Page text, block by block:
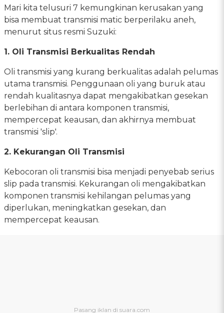
Mari kita telusuri 7 kemungkinan kerusakan yang
bisa membuat transmisi matic berperilaku aneh,
menurut situs resmi Suzuki:
1. Oli Transmisi Berkualitas Rendah
Oli transmisi yang kurang berkualitas adalah pelumas
utama transmisi. Penggunaan oli yang buruk atau
rendah kualitasnya dapat mengakibatkan gesekan
berlebihan di antara komponen transmisi,
mempercepat keausan, dan akhirnya membuat
transmisi 'slip'.
2. Kekurangan Oli Transmisi
Kebocoran oli transmisi bisa menjadi penyebab serius
slip pada transmisi. Kekurangan oli mengakibatkan
komponen transmisi kehilangan pelumas yang
diperlukan, meningkatkan gesekan, dan
mempercepat keausan.